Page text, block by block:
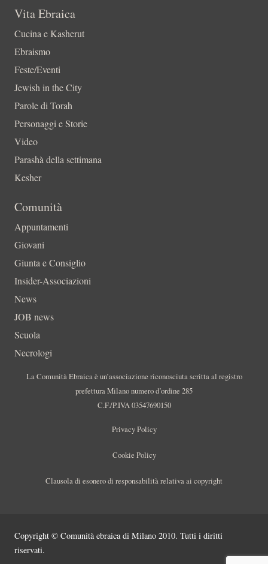
Vita Ebraica
Cucina e Kasherut
Ebraismo
Feste/Eventi
Jewish in the City
Parole di Torah
Personaggi e Storie
Video
Parashà della settimana
Kesher
Comunità
Appuntamenti
Giovani
Giunta e Consiglio
Insider-Associazioni
News
JOB news
Scuola
Necrologi
La Comunità Ebraica è un’associazione riconosciuta scritta al registro
prefettura Milano numero d’ordine 285
C.F./P.IVA 03547690150
Privacy Policy
Cookie Policy
Clausola di esonero di responsabilità relativa ai copyright
Copyright © Comunità ebraica di Milano 2010. Tutti i diritti
riservati.